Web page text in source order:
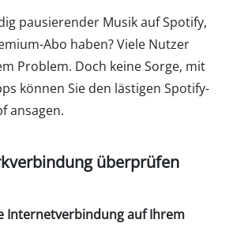
pausierender Musik auf Spotify,
Abo haben? Viele Nutzer
Problem. Doch keine Sorge, mit
können Sie den lästigen Spotify-
ansagen.
überprüfen
Internetverbindung auf Ihrem